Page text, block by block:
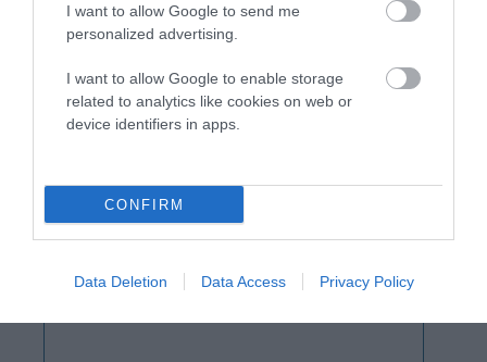
I want to allow Google to send me
personalized advertising.
I want to allow Google to enable storage
related to analytics like cookies on web or
device identifiers in apps.
CONFIRM
Data Deletion Data Access Privacy Policy